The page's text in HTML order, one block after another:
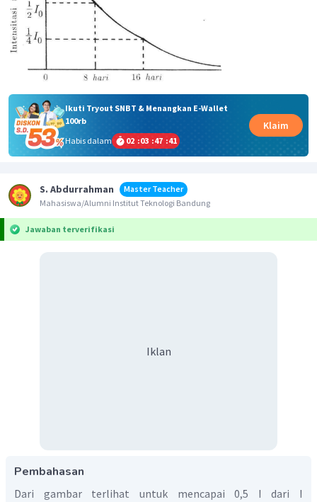
Ikuti Tryout SNBT & Menangkan E-Wallet
100rb
Habis dalam
02 :03 :47 :41
Klaim
S. Abdurrahman
Master Teacher
Mahasiswa/Alumni Institut Teknologi Bandung
Jawaban terverifikasi
Iklan
Pembahasan
Dari gambar terlihat untuk mencapai 0,5 I dari I